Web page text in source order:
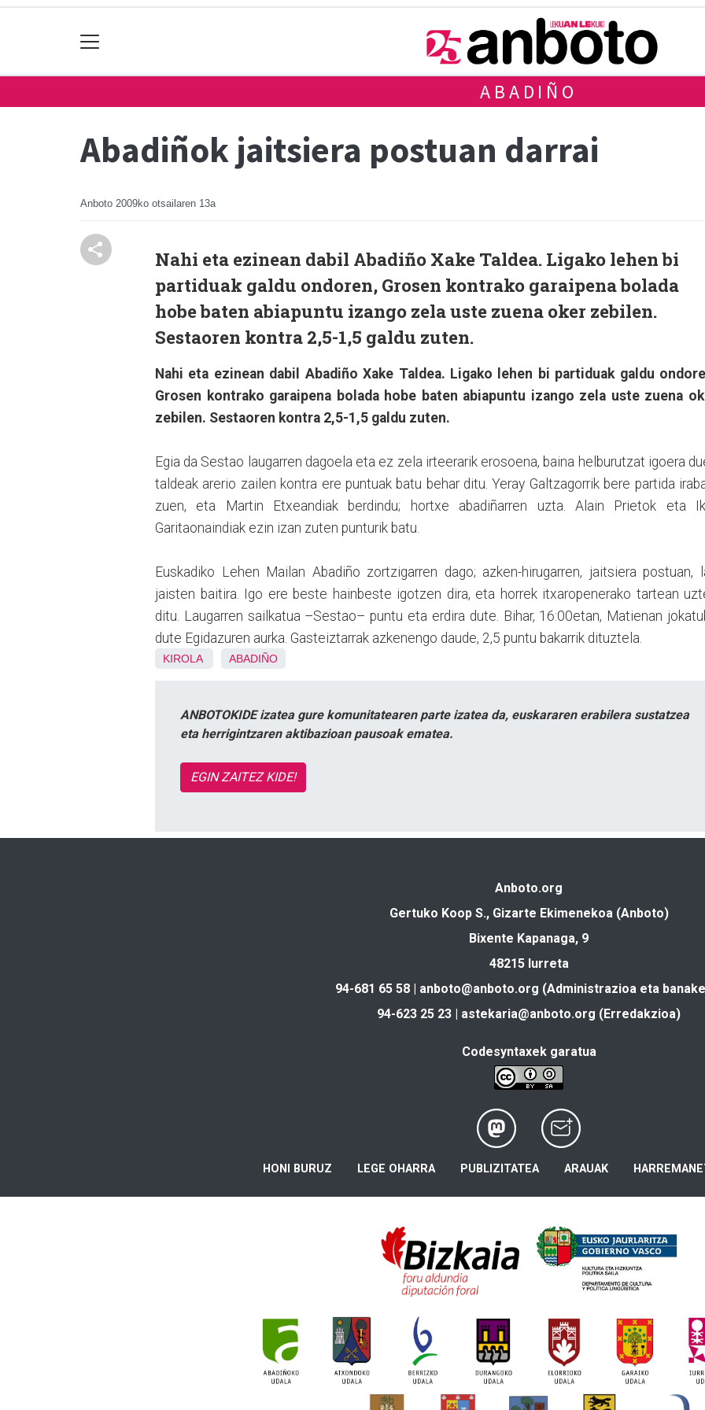
ABADIÑO
Abadiñok jaitsiera postuan darrai
Anboto 2009ko otsailaren 13a
Nahi eta ezinean dabil Abadiño Xake Taldea. Ligako lehen bi
partiduak galdu ondoren, Grosen kontrako garaipena bolada
hobe baten abiapuntu izango zela uste zuena oker zebilen.
Sestaoren kontra 2,5-1,5 galdu zuten.
Nahi eta ezinean dabil Abadiño Xake Taldea. Ligako lehen bi partiduak galdu
Grosen kontrako garaipena bolada hobe baten abiapuntu izango zela uste zuena
zebilen. Sestaoren kontra 2,5-1,5 galdu zuten.
Egia da Sestao laugarren dagoela eta ez zela irteerarik erosoena, baina helburutzat igoera
taldeak arerio zailen kontra ere puntuak batu behar ditu. Yeray Galtzagorrik bere partida
zuen, eta Martin Etxeandiak berdindu; hortxe abadiñarren uzta. Alain Prietok eta
Garitaonaindiak ezin izan zuten punturik batu.
Euskadiko Lehen Mailan Abadiño zortzigarren dago; azken-hirugarren, jaitsiera postuan,
jaisten baitira. Igo ere beste hainbeste igotzen dira, eta horrek itxaropenerako tartean
ditu. Laugarren sailkatua –Sestao– puntu eta erdira dute. Bihar, 16:00etan, Matienan
dute Egidazuren aurka. Gasteiztarrak azkenengo daude, 2,5 puntu bakarrik dituztela.
KIROLA ABADIÑO
ANBOTOKIDE izatea gure komunitatearen parte izatea da, euskararen erabilera sustatzea
eta herrigintzaren aktibazioan pausoak ematea.
EGIN ZAITEZ KIDE!
Anboto.org
Gertuko Koop S., Gizarte Ekimenekoa (Anboto)
Bixente Kapanaga, 9
48215 Iurreta
94-681 65 58 | anboto@anboto.org (Administrazioa eta
94-623 25 23 | astekaria@anboto.org (Erredakzioa)
Codesyntaxek garatua
HONI BURUZ LEGE OHARRA PUBLIZITATEA ARAUAK